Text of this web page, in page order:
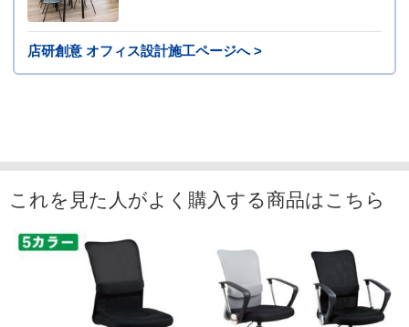
店研創意 オフィス設計施工ページへ >
これを見た人がよく購入する商品はこちら